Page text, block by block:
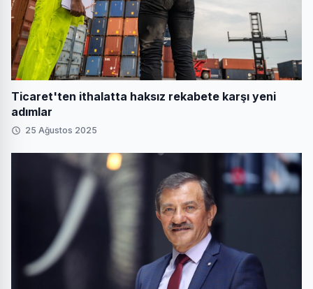
Ticaret'ten ithalatta haksız rekabete karşı yeni
adımlar
25 Ağustos 2025